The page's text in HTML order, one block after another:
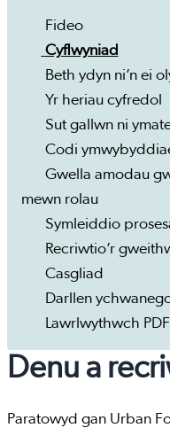
Fideo
Cyflwyniad
Beth ydyn ni’n ei
Yr heriau cyfredol
Sut gallwn ni
Codi
Gwella amodau
mewn rolau
Symleiddio
Recriwtio’r
Casgliad
Darllen
Lawrlwythwch PDF
Denu a
Paratowyd gan Urban